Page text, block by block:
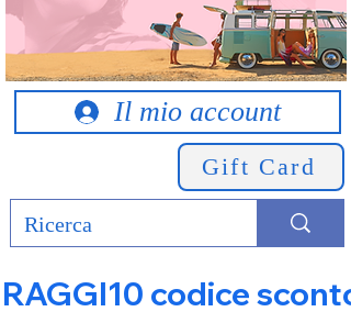
Il mio account
Gift Card
RAGGI10 codice